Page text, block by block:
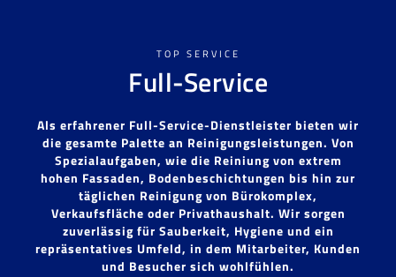
TOP SERVICE
Full-Service
Als erfahrener Full-Service-Dienstleister bieten wir
die gesamte Palette an Reinigungsleistungen. Von
Spezialaufgaben, wie die Reiniung von extrem
hohen Fassaden, Bodenbeschichtungen bis hin zur
täglichen Reinigung von Bürokomplex,
Verkaufsfläche oder Privathaushalt. Wir sorgen
zuverlässig für Sauberkeit, Hygiene und ein
repräsentatives Umfeld, in dem Mitarbeiter, Kunden
und Besucher sich wohlfühlen.